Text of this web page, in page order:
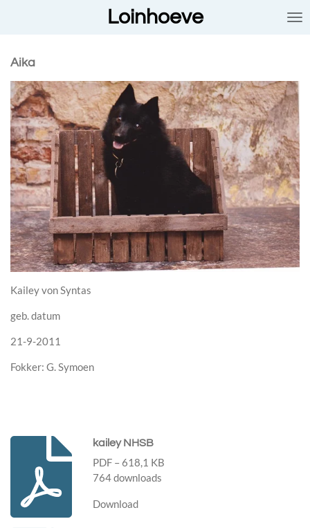
de
Loinhoeve
Aika
Kailey von Syntas
geb. datum
21-9-2011
Fokker: G. Symoen
kailey NHSB
PDF – 618,1 KB
764 downloads
Download